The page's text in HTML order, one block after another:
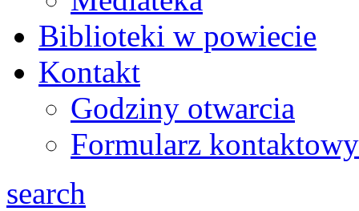
Biblioteki w powiecie
Kontakt
Godziny otwarcia
Formularz kontaktowy
search